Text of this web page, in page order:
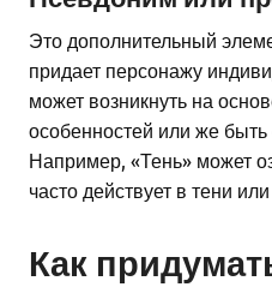
Это дополнительный
придает персонажу
может возникнуть на
особенностей или же быть
Например, «Тень» может
часто действует в тени
Как